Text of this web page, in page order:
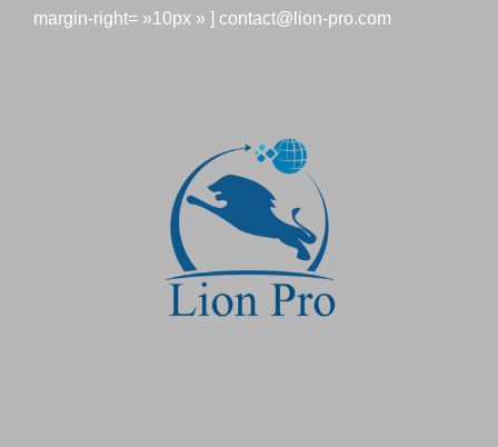
margin-right= »10px » ] contact@lion-pro.com